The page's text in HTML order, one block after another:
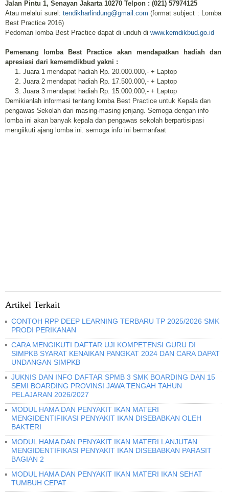
Jalan Pintu 1, Senayan Jakarta 10270 Telpon : (021) 57974125
Atau melalui surel: tendikharlindung@gmail.com (format subject : Lomba
Best Practice 2016)
Pedoman lomba Best Practice dapat di unduh di www.kemdikbud.go.id
Pemenang lomba Best Practice akan mendapatkan hadiah dan
apresiasi dari kememdikbud yakni :
Juara 1 mendapat hadiah Rp. 20.000.000,- + Laptop
Juara 2 mendapat hadiah Rp. 17.500.000,- + Laptop
Juara 3 mendapat hadiah Rp. 15.000.000,- + Laptop
Demikianlah informasi tentang lomba Best Practice untuk Kepala dan
pengawas Sekolah dari masing-masing jenjang. Semoga dengan info
lomba ini akan banyak kepala dan pengawas sekolah berpartisipasi
mengiikuti ajang lomba ini. semoga info ini bermanfaat
Artikel Terkait
CONTOH RPP DEEP LEARNING TERBARU TP 2025/2026 SMK
PRODI PERIKANAN
CARA MENGIKUTI DAFTAR UJI KOMPETENSI GURU DI
SIMPKB SYARAT KENAIKAN PANGKAT 2024 DAN CARA DAPAT
UNDANGAN SIMPKB
JUKNIS DAN INFO DAFTAR SPMB 3 SMK BOARDING DAN 15
SEMI BOARDING PROVINSI JAWA TENGAH TAHUN
PELAJARAN 2026/2027
MODUL HAMA DAN PENYAKIT IKAN MATERI
MENGIDENTIFIKASI PENYAKIT IKAN DISEBABKAN OLEH
BAKTERI
MODUL HAMA DAN PENYAKIT IKAN MATERI LANJUTAN
MENGIDENTIFIKASI PENYAKIT IKAN DISEBABKAN PARASIT
BAGIAN 2
MODUL HAMA DAN PENYAKIT IKAN MATERI IKAN SEHAT
TUMBUH CEPAT